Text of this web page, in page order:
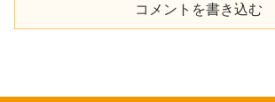
コメントを書き込む